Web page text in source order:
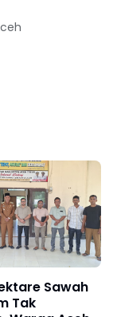
Sawah
Tak